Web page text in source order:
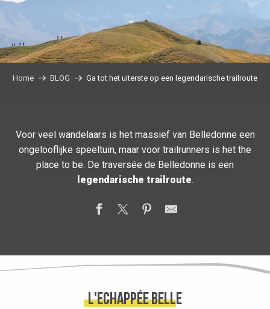
Home BLOG Ga tot het uiterste op een legendarische trailroute
Voor veel wandelaars is het massief van Belledonne een
ongelooflijke speeltuin, maar voor trailrunners is het the
place to be. De traversée de Belledonne is een
legendarische trailroute.
L'echappée Belle